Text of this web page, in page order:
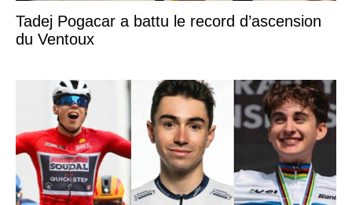
Tadej Pogacar a battu le record d’ascension
du Ventoux